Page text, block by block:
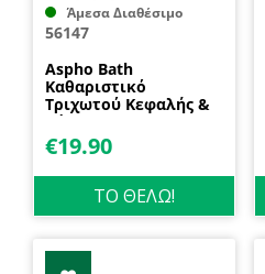
Άμεσα Διαθέσιμο
56147
Aspho Bath
Καθαριστικό
Τριχωτού Κεφαλής &
Σώματος 250ml Ygeia
Derma Pharm
€19.90
ΤΟ ΘΕΛΩ!